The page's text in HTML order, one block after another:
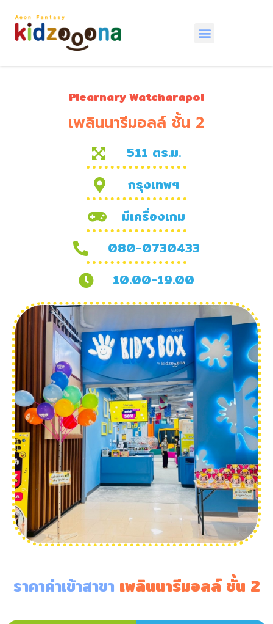
Plearnary Watcharapol
เพลินนารีมอลล์ ชั้น 2
511 ตร.ม.
กรุงเทพฯ
มีเครื่องเกม
080-0730433
10.00-19.00
ราคาค่าเข้าสาขา เพลินนารีมอลล์ ชั้น 2